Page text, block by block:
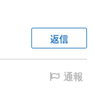
返信
通報